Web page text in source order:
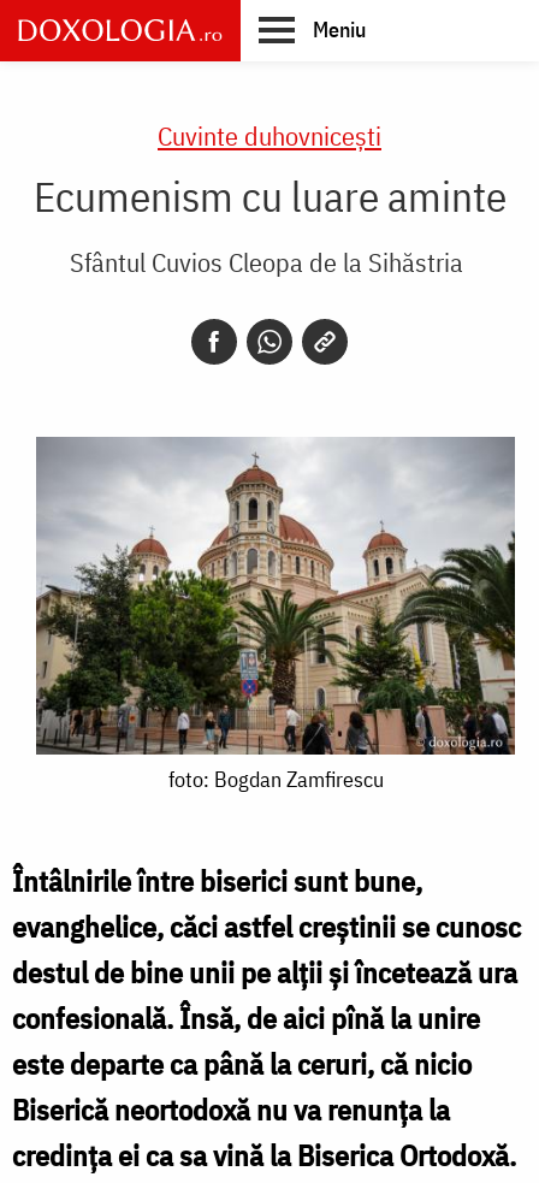
Skip
to
main
Meniu
Cuvinte duhovnicești
Ecumenism cu luare aminte
Sfântul Cuvios Cleopa de la Sihăstria
Zamfirescu
foto: Bogdan Zamfirescu
Întâlnirile între biserici sunt bune,
evanghelice, căci astfel creștinii se cunosc
destul de bine unii pe alții și încetează ura
confesională. Însă, de aici pînă la unire
este departe ca până la ceruri, că nicio
Biserică neortodoxă nu va renunța la
credința ei ca sa vină la Biserica Ortodoxă.